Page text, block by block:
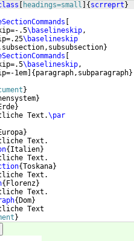
headings=small { scrreprt }
.5
\baselineskip,
\baselineskip
}
\baselineskip,
1em
{ paragraph,subparagraph}
}
}
}
Text.\par
}
Text.
{ Italien}
Text.
{Toskana}
Text.
{ Florenz}
Text.
{ Dom}
Text
}